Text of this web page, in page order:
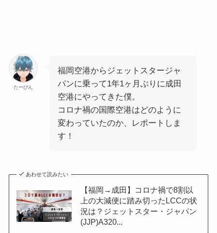
たーびん
福岡空港からジェットスタージャ
パンに乗って1年1ヶ月ぶりに成田
空港にやってきた僕。
コロナ禍の国際空港はどのように
変わっていたのか、レポートしま
す！
あわせて読みたい
【福岡→成田】コロナ禍で8割以
上の大減便に踏み切ったLCCの状
況は？ジェットスター・ジャパン
(JJP)A320...